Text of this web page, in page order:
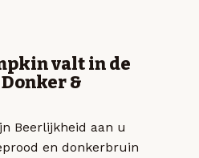
valt in de
&
Beerlijkheid aan u
en donkerbruin